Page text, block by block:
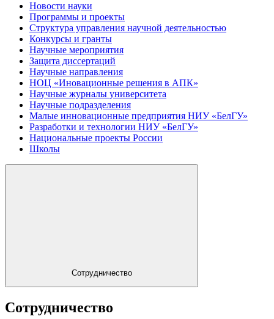
Новости науки
Программы и проекты
Структура управления научной деятельностью
Конкурсы и гранты
Научные мероприятия
Защита диссертаций
Научные направления
НОЦ «Иновационные решения в АПК»
Научные журналы университета
Научные подразделения
Малые инновационные предприятия НИУ «БелГУ»
Разработки и технологии НИУ «БелГУ»
Национальные проекты России
Школы
Сотрудничество
Сотрудничество